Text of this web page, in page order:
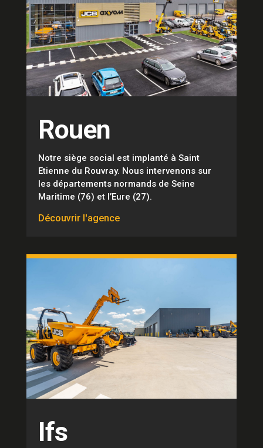
Rouen
Notre siège social est implanté à Saint
Etienne du Rouvray. Nous intervenons sur
les départements normands de Seine
Maritime (76) et l’Eure (27).
Découvrir l'agence
Ifs